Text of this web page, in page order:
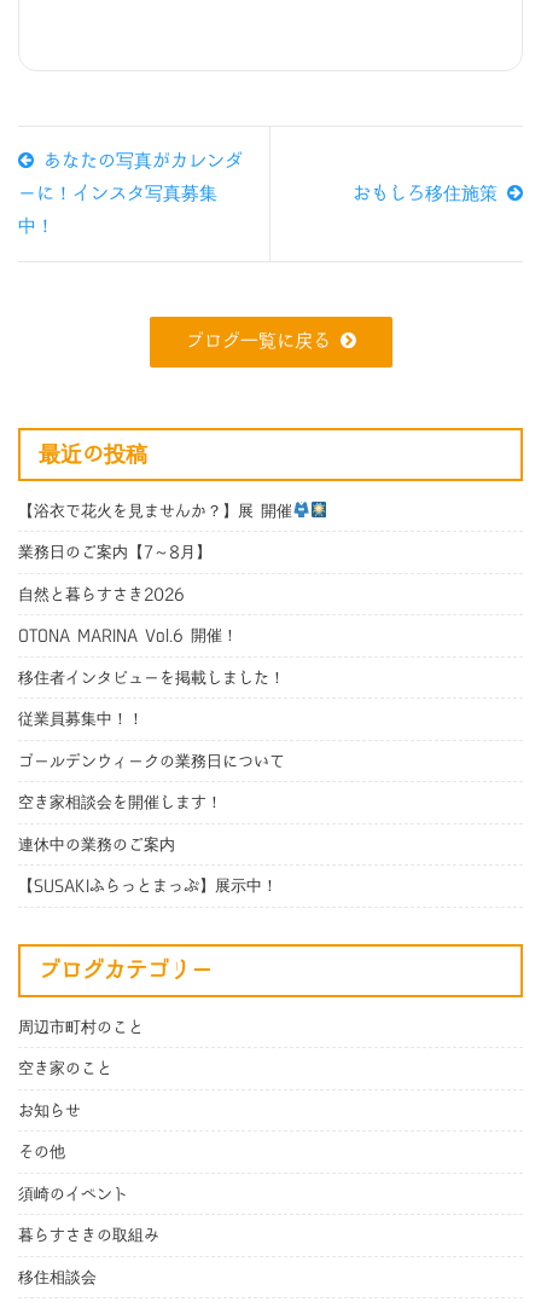
あなたの写真がカレンダ
ーに！インスタ写真募集
中！
おもしろ移住施策
ブログ一覧に戻る
最近の投稿
【浴衣で花火を見ませんか？】展 開催
業務日のご案内【7～8月】
自然と暮らすさき2026
OTONA MARINA Vol.6 開催！
移住者インタビューを掲載しました！
従業員募集中！！
ゴールデンウィークの業務日について
空き家相談会を開催します！
連休中の業務のご案内
【SUSAKIふらっとまっぷ】展示中！
ブログカテゴリー
周辺市町村のこと
空き家のこと
お知らせ
その他
須崎のイベント
暮らすさきの取組み
移住相談会